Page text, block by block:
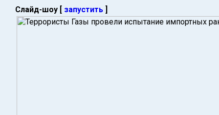
Слайд-шоу [ запустить ]